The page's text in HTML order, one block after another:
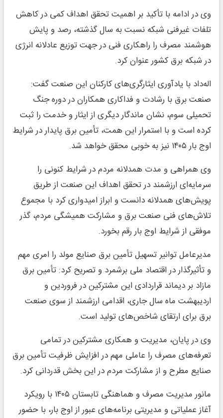
وی در ادامه با تأکید بر اهمیت تحقق اهداف کمی در کاهش
تلفات غیرفنی شبکه نسبت به سال گذشته، رصد و پایش
هوشمند مصرف را راهکاری فنی در جهت توزیع عادلانه انرژی
در شبکه برق کشور عنوان کرد.
اله‌داد با یادآوری ایثارگری‌های کارکنان این صنعت گفت:
صنعت برق با رشادت و فداکاری همکاران در دوره جنگ
تحمیلی سوم، نشان ماندگار دیگری از ایثار و خدمت را ثبت
کرده است و با استمرار این همت، تأمین برق پایدار در شرایط
اوج بار ۱۴۰۵ نیز به خوبی محقق خواهد شد.
وی همراهی و مدت همدلانه مردم در شرایط کنونی را
سرمایه‌ای ارزشمند در تحقق اهداف این صنعت از طریق
پویش‌های همدلانه دانست و ابراز امیدواری کرد با مجموع
تلاش‌های فنی صنعت برق و مشارکت همیشگی مردم، گذر
موفقی از شرایط اوج بار رقم بخورد.
مدیرعامل توانیر تسهیل تأمین برق صنایع مولد را امری مهم
و تأثیرگذار در اقتصاد ملی برشمرد و تصریح کرد: تأمین برق
مازاد بر دیماند قراردادی این مشترکین در فروردین و
اردیبهشت ماه سال جاری، اقدامی ارزشمند از سوی صنعت
برق برای ارتقای شاخص‌های تولید است.
وی در پایان، مدیریت و همکاری مشترکین در تمامی
تعرفه‌های مصرف را عاملی مهم در افزایش ظرفیت تأمین برق
صنایع مطرح و از مشارکت مردم در این بخش قدردانی کرد.
مانور مدیریت مصرف و هماهنگی تابستان ۱۴۰۵ با رویکرد
آغاز عملیاتی و مدیریتی برنامه‌های عبور از اوج بار، با حضور